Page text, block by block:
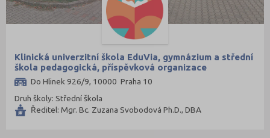
Klinická univerzitní škola EduVia, gymnázium a střední
škola pedagogická, příspěvková organizace
Do Hlinek 926/9, 10000 Praha 10
Druh školy: Střední škola
Ředitel: Mgr. Bc. Zuzana Svobodová Ph.D., DBA